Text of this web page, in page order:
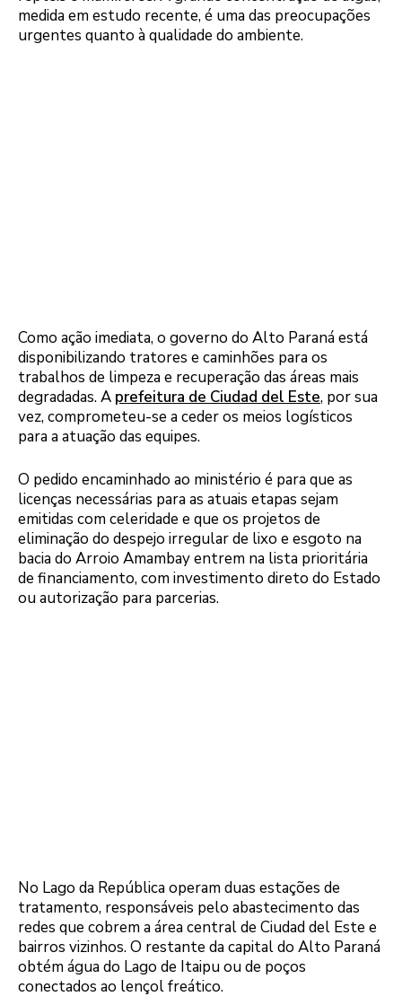
medida em estudo recente, é uma das preocupações
urgentes quanto à qualidade do ambiente.
Como ação imediata, o governo do Alto Paraná está
disponibilizando tratores e caminhões para os
trabalhos de limpeza e recuperação das áreas mais
degradadas. A prefeitura de Ciudad del Este, por sua
vez, comprometeu-se a ceder os meios logísticos
para a atuação das equipes.
O pedido encaminhado ao ministério é para que as
licenças necessárias para as atuais etapas sejam
emitidas com celeridade e que os projetos de
eliminação do despejo irregular de lixo e esgoto na
bacia do Arroio Amambay entrem na lista prioritária
de financiamento, com investimento direto do Estado
ou autorização para parcerias.
No Lago da República operam duas estações de
tratamento, responsáveis pelo abastecimento das
redes que cobrem a área central de Ciudad del Este e
bairros vizinhos. O restante da capital do Alto Paraná
obtém água do Lago de Itaipu ou de poços
conectados ao lençol freático.